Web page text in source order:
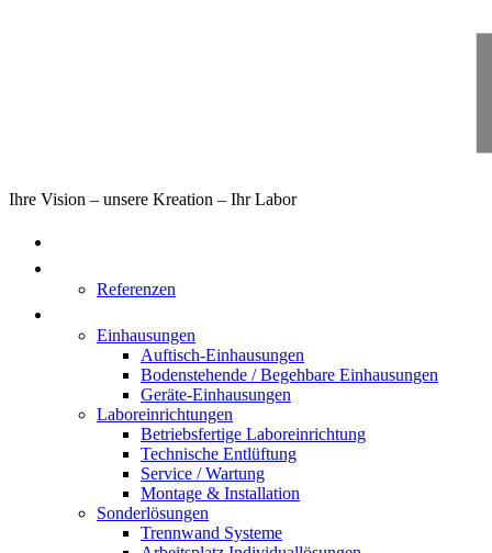
Ihre Vision – unsere Kreation – Ihr Labor
Referenzen
Einhausungen
Auftisch-Einhausungen
Bodenstehende / Begehbare Einhausungen
Geräte-Einhausungen
Laboreinrichtungen
Betriebsfertige Laboreinrichtung
Technische Entlüftung
Service / Wartung
Montage & Installation
Sonderlösungen
Trennwand Systeme